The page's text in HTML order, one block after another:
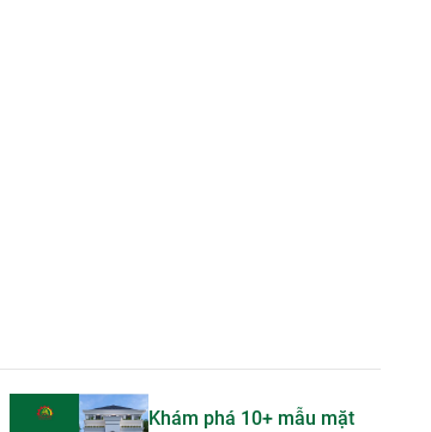
Khám phá 10+ mẫu mặt